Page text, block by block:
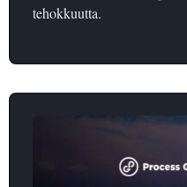
tehokkuutta.